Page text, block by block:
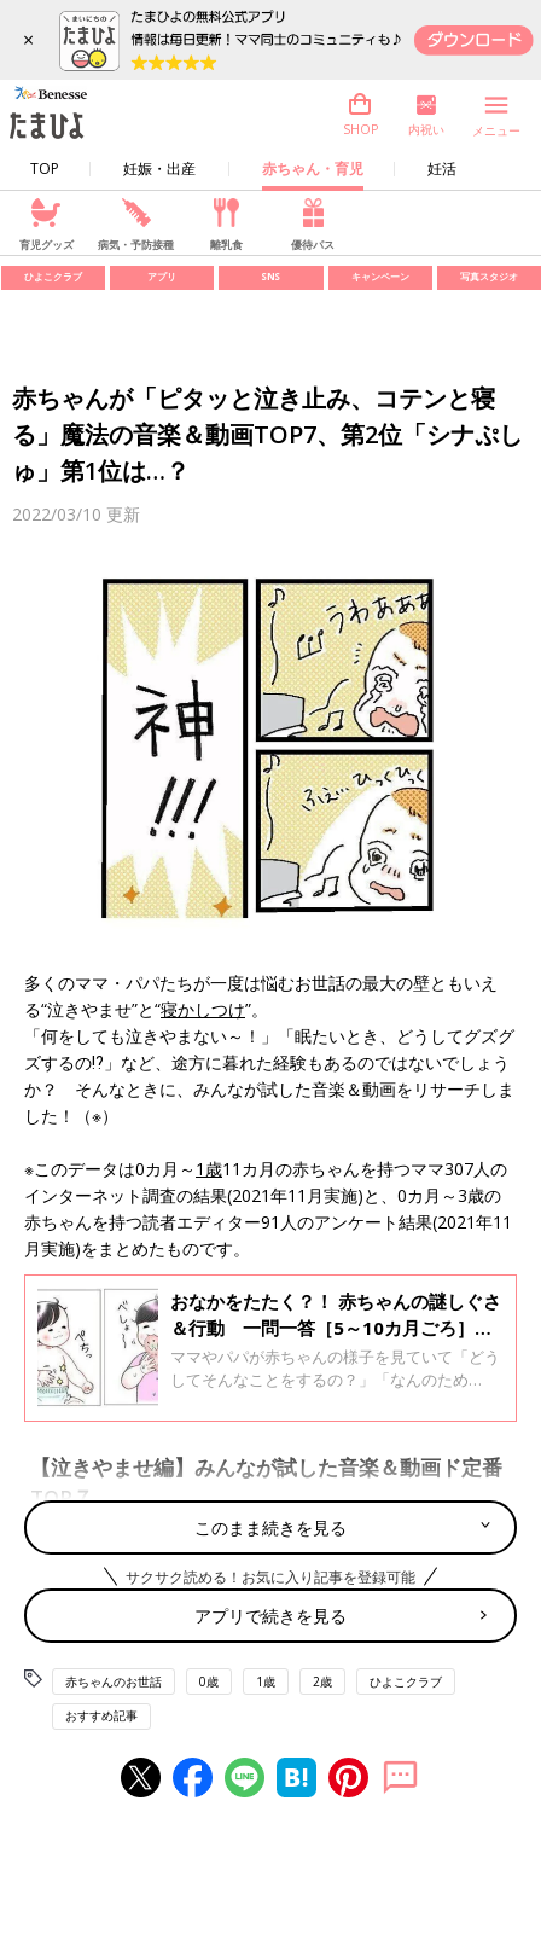
×
TOP 妊娠・出産 赤ちゃん・育児 妊活
SHOP 内祝い メニュー
育児グッズ 病気・予防接種 離乳食 優待パス
ひよこクラブ アプリ SNS キャンペーン 写真スタジオ
赤ちゃんが「ピタッと泣き止み、コテンと寝
る」魔法の音楽＆動画TOP7、第2位「シナぷし
ゅ」第1位は…？
2022/03/10 更新
多くのママ・パパたちが一度は悩むお世話の最大の壁ともいえ
る“泣きやませ”と“寝かしつけ”。
「何をしても泣きやまない～！」「眠たいとき、どうしてグズグ
ズするの⁉」など、途方に暮れた経験もあるのではないでしょう
か？ そんなときに、みんなが試した音楽＆動画をリサーチしま
した！（※）
※このデータは0カ月～ 1歳11カ月の赤ちゃんを持つママ307人の
インターネット調査の結果(2021年11月実施)と、0カ月～3歳の
赤ちゃんを持つ読者エディター91人のアンケート結果(2021年11
月実施)をまとめたものです。
おなかをたたく？！ 赤ちゃんの謎しぐさ
＆行動 一問一答［5～10カ月ごろ］
【小児科医】
ママやパパが赤ちゃんの様子を見ていて「どう
してそんなことをするの？」「なんのため
なことはありませんか。そんな赤ちゃんの気に
恵利子先生に聞きました。つかまり立ちからあ
しぐさ・行動７つについてです。
【泣きやませ編】みんなが試した音楽＆動画ド定番
TOP７
まずはとにかく試してみるのがおすすめ！ 定番＝効く確率も
高いともいえるはず。
【ランキング】
1位／反町隆史「POISON」
3位／「とんとんトマトちゃん」（Eテレ いないいないばあっ！
このまま続きを見る
サクサク読める！お気に入り記事を登録可能
アプリで続きを見る
赤ちゃんのお世話 0歳 1歳 2歳 ひよこクラブ
おすすめ記事